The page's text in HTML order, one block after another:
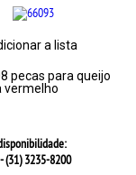
a lista
pecas para queijo
vermelho
(31)3235-8200